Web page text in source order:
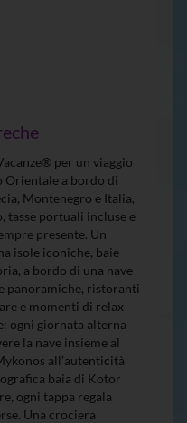
per un viaggio
a bordo di
Montenegro e Italia,
tasse portuali incluse e
presente. Un
isole iconiche, baie
a bordo di una nave
panoramiche, ristoranti
e momenti di relax
ogni giornata alterna
la nave insieme al
all’autenticità
baia di Kotor
ogni tappa regala
Una crociera